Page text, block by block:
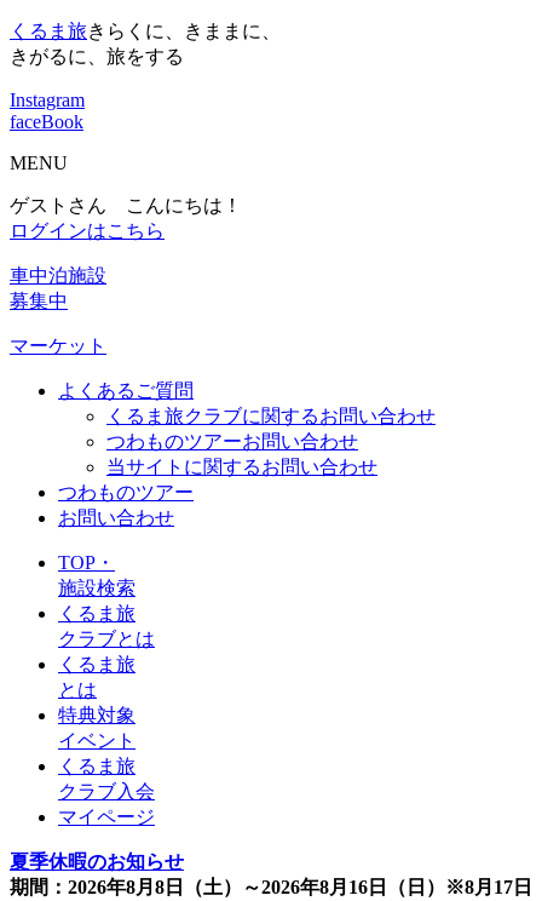
くるま旅きらくに、きままに、
きがるに、旅をする
Instagram
faceBook
MENU
ゲストさん こんにちは！
ログインはこちら
車中泊施設
募集中
マーケット
よくあるご質問
くるま旅クラブに関するお問い合わせ
つわものツアーお問い合わせ
当サイトに関するお問い合わせ
つわものツアー
お問い合わせ
TOP・
施設検索
くるま旅
クラブとは
くるま旅
とは
特典対象
イベント
くるま旅
クラブ入会
マイページ
夏季休暇のお知らせ
期間：2026年8月8日（土）～2026年8月16日（日）※8月17日